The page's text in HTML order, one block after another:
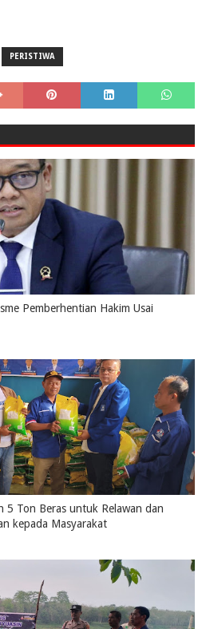
PERISTIWA
Pemberhentian Hakim Usai
5 Ton Beras untuk Relawan dan
kepada Masyarakat